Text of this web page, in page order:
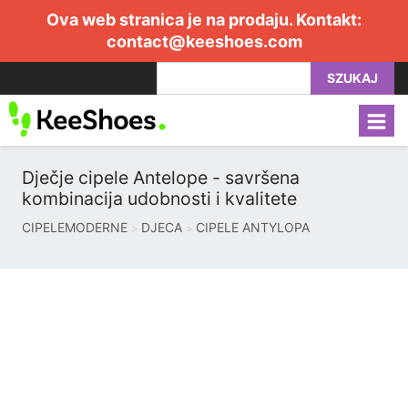
Ova web stranica je na prodaju. Kontakt:
contact@keeshoes.com
SZUKAJ
Dječje cipele Antelope - savršena
kombinacija udobnosti i kvalitete
CIPELEMODERNE DJECA CIPELE ANTYLOPA